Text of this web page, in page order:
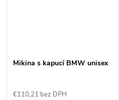
Mikina s kapucí BMW unisex
€110,21 bez DPH